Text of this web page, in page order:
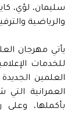
سليمان، لؤي،
والرياضية
يأتي مهرجان
للخدمات
العلمين
العمرانية
بأكملها، وعلى